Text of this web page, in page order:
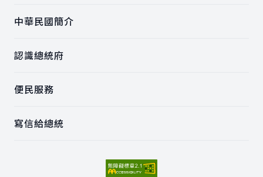
中華民國簡介
認識總統府
便民服務
寫信給總統